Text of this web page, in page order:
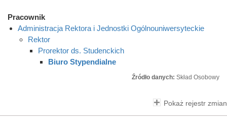
Pracownik
Administracja Rektora i Jednostki Ogólnouniwersyteckie
Rektor
Prorektor ds. Studenckich
Biuro Stypendialne
Źródło danych: Skład Osobowy
Pokaż rejestr zmian